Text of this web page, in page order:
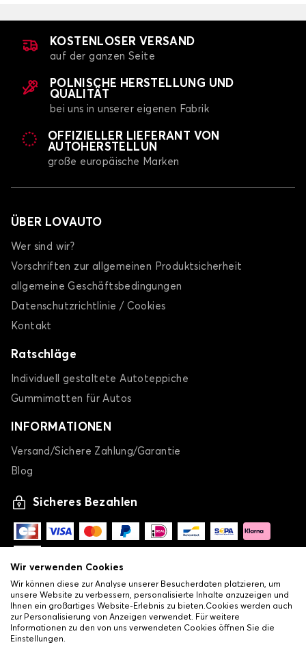
KOSTENLOSER VERSAND
auf der ganzen Seite
POLNISCHE HERSTELLUNG UND
QUALITÄT
bei uns in unserer eigenen Fabrik
OFFIZIELLER LIEFERANT VON
AUTOHERSTELLUN
große europäische Marken
ÜBER LOVAUTO
Wer sind wir?
Vorschriften zur allgemeinen Produktsicherheit
allgemeine Geschäftsbedingungen
Datenschutzrichtlinie / Cookies
Kontakt
Ratschläge
Individuell gestaltete Autoteppiche
Gummimatten für Autos
INFORMATIONEN
Versand/Sichere Zahlung/Garantie
Blog
Sicheres Bezahlen
Wir verwenden Cookies
Wir können diese zur Analyse unserer Besucherdaten platzieren, um
unsere Website zu verbessern, personalisierte Inhalte anzuzeigen und
Ihnen ein großartiges Website-Erlebnis zu bieten.Cookies werden auch
zur Personalisierung von Anzeigen verwendet. Für weitere
Informationen zu den von uns verwendeten Cookies öffnen Sie die
Einstellungen.